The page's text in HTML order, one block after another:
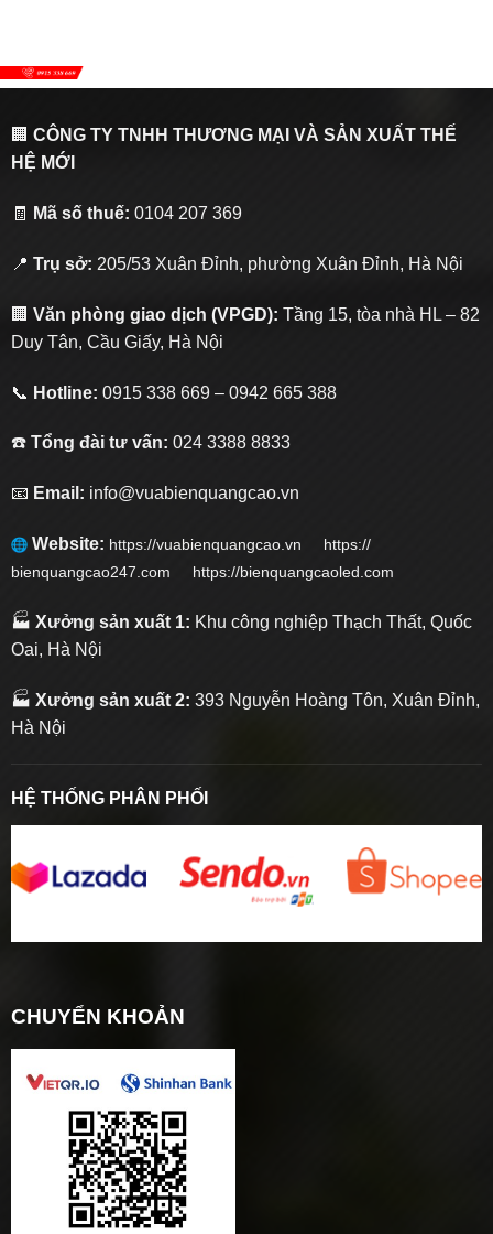
🏢 CÔNG TY TNHH THƯƠNG MẠI VÀ SẢN XUẤT THẾ
HỆ MỚI
🧾 Mã số thuế: 0104 207 369
📍 Trụ sở: 205/53 Xuân Đỉnh, phường Xuân Đỉnh, Hà Nội
🏢 Văn phòng giao dịch (VPGD): Tầng 15, tòa nhà HL – 82
Duy Tân, Cầu Giấy, Hà Nội
📞 Hotline: 0915 338 669 – 0942 665 388
☎️ Tổng đài tư vấn: 024 3388 8833
📧 Email: info@vuabienquangcao.vn
Website: https://vuabienquangcao.vn https://
bienquangcao247.com https://bienquangcaoled.com
🏭 Xưởng sản xuất 1: Khu công nghiệp Thạch Thất, Quốc
Oai, Hà Nội
🏭 Xưởng sản xuất 2: 393 Nguyễn Hoàng Tôn, Xuân Đỉnh,
Hà Nội
HỆ THỐNG PHÂN PHỐI
CHUYỂN KHOẢN